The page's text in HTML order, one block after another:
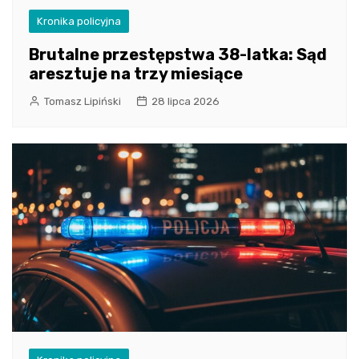
Kronika policyjna
Brutalne przestępstwa 38-latka: Sąd
aresztuje na trzy miesiące
Tomasz Lipiński 28 lipca 2026